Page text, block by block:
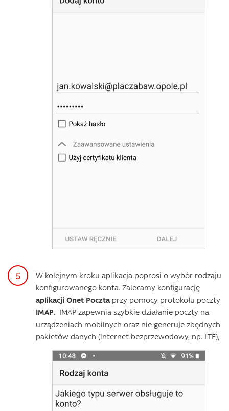
W kolejnym kroku aplikacja poprosi o wybór rodzaju
konfigurowanego konta. Zalecamy konfigurację
aplikacji Onet Pocztaprzy pomocy protokołu poczty
IMAP. IMAP zapewnia szybkie działanie poczty na
urządzeniach mobilnych oraz nie generuje zbędnych
pakietów danych (internet bezprzewodowy, np. LTE),